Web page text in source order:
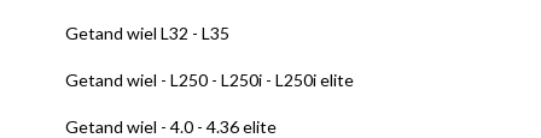
Getand wiel L32 - L35
Getand wiel - L250 - L250i - L250i elite
Getand wiel - 4.0 - 4.36 elite